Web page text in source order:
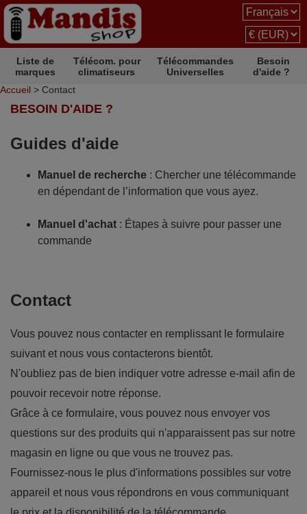
Liste de
marques
Télécom. pour
climatiseurs
Télécommandes
Universelles
Besoin
d'aide ?
Accueil > Contact
BESOIN D'AIDE ?
Guides d'aide
Manuel de recherche : Chercher une télécommande
en dépendant de l’information que vous ayez.
Manuel d'achat : Étapes à suivre pour passer une
commande
Contact
Vous pouvez nous contacter en remplissant le formulaire
suivant et nous vous contacterons bientôt.
N'oubliez pas de bien indiquer votre adresse e-mail afin de
pouvoir recevoir notre réponse.
Grâce à ce formulaire, vous pouvez nous envoyer vos
questions sur des produits qui n'apparaissent pas sur notre
magasin en ligne ou que vous ne trouvez pas.
Fournissez-nous le plus d'informations possibles sur votre
appareil et nous vous répondrons en vous communiquant